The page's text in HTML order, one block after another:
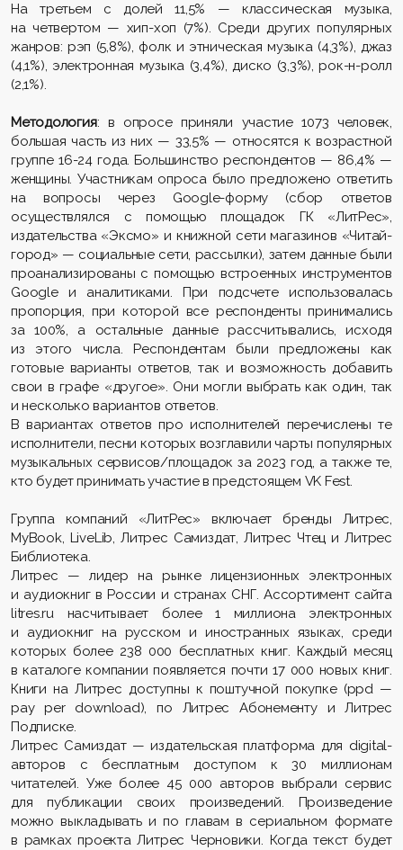
На третьем с долей 11,5% — классическая музыка,
на четвертом — хип-хоп (7%). Среди других популярных
жанров: рэп (5,8%), фолк и этническая музыка (4,3%), джаз
(4,1%), электронная музыка (3,4%), диско (3,3%), рок-н-ролл
(2,1%).
Методология: в опросе приняли участие 1073 человек,
большая часть из них — 33,5% — относятся к возрастной
группе 16-24 года. Большинство респондентов — 86,4% —
женщины. Участникам опроса было предложено ответить
на вопросы через Google-форму (сбор ответов
осуществлялся с помощью площадок ГК «ЛитРес»,
издательства «Эксмо» и книжной сети магазинов «Читай-
город» — социальные сети, рассылки), затем данные были
проанализированы с помощью встроенных инструментов
Google и аналитиками. При подсчете использовалась
пропорция, при которой все респонденты принимались
за 100%, а остальные данные рассчитывались, исходя
из этого числа. Респондентам были предложены как
готовые варианты ответов, так и возможность добавить
свои в графе «другое». Они могли выбрать как один, так
и несколько вариантов ответов.
В вариантах ответов про исполнителей перечислены те
исполнители, песни которых возглавили чарты популярных
музыкальных сервисов/площадок за 2023 год, а также те,
кто будет принимать участие в предстоящем VK Fest.
Группа компаний «ЛитРес» включает бренды Литрес,
MyBook, LiveLib, Литрес Самиздат, Литрес Чтец и Литрес
Библиотека.
Литрес — лидер на рынке лицензионных электронных
и аудиокниг в России и странах СНГ. Ассортимент сайта
litres.ru насчитывает более 1 миллиона электронных
и аудиокниг на русском и иностранных языках, среди
которых более 238 000 бесплатных книг. Каждый месяц
в каталоге компании появляется почти 17 000 новых книг.
Книги на Литрес доступны к поштучной покупке (ppd —
pay per download), по Литрес Абонементу и Литрес
Подписке.
Литрес Самиздат — издательская платформа для digital-
авторов с бесплатным доступом к 30 миллионам
читателей. Уже более 45 000 авторов выбрали сервис
для публикации своих произведений. Произведение
можно выкладывать и по главам в сериальном формате
в рамках проекта Литрес Черновики. Когда текст будет